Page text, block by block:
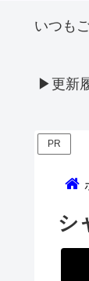
いつも
▶更新
PR
シ